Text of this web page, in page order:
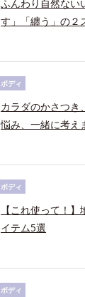
ふんわり自然ない
す」「纏う」の２
ボディ
カラダのかさつ
悩み、一緒に考え
ボディ
【これ使って！
イテム5選
ボディ